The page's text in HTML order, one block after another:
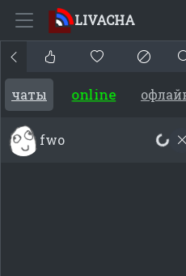
LIVACHA
чаты online
fwo